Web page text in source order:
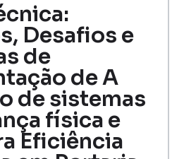
Desafios e
de
de A
de sistemas
física e
Eficiência